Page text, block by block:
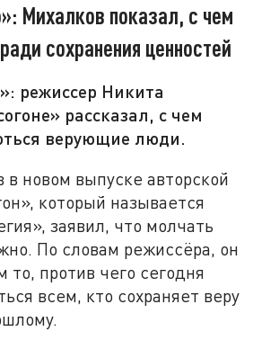
Михалков показал, с чем
сохранения ценностей
режиссер Никита
рассказал, с чем
верующие люди.
новом выпуске авторской
который называется
заявил, что молчать
По словам режиссёра, он
то, против чего сегодня
всем, кто сохраняет веру